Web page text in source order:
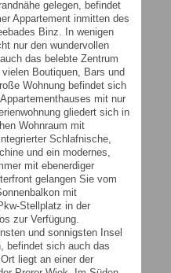
gelegen, befindet
Appartement inmitten des
Binz. In wenigen
nur den wundervollen
das belebte Zentrum
Boutiquen, Bars und
Wohnung befindet sich
mit nur
gliedert sich in
Wohnraum mit
Schlafnische,
und ein modernes,
mit ebenerdiger
gelangen Sie vom
mit
Stellplatz in der
zur Verfügung.
und sonnigsten Insel
befindet sich auch das
liegt an einer der